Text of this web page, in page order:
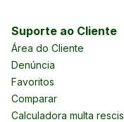
Suporte ao Cliente
Área do Cliente
Denúncia
Favoritos
Comparar
Calculadora multa